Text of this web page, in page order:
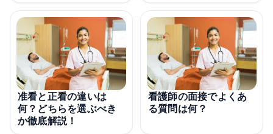
准看と正看の違いは
何？どちらを選ぶべき
か徹底解説！
看護師の面接でよくあ
る質問は何？